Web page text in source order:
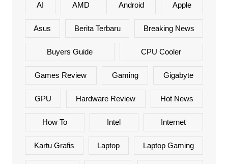
AI AMD Android Apple
Asus Berita Terbaru Breaking News
Buyers Guide CPU Cooler
Games Review Gaming Gigabyte
GPU Hardware Review Hot News
How To Intel Internet
Kartu Grafis Laptop Laptop Gaming